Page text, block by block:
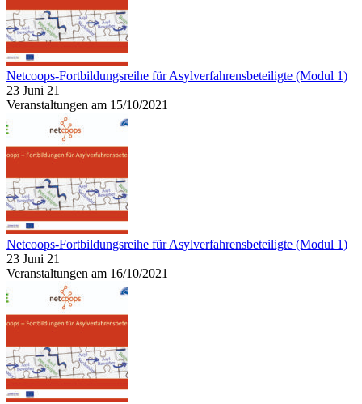
Netcoops-Fortbildungsreihe für Asylverfahrensbeteiligte (Modul 1)
23 Juni 21
Veranstaltungen am 15/10/2021
Netcoops-Fortbildungsreihe für Asylverfahrensbeteiligte (Modul 1)
23 Juni 21
Veranstaltungen am 16/10/2021